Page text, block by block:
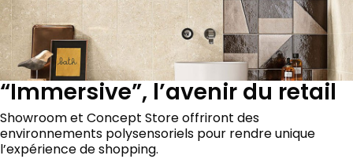
“Immersive”, l’avenir du retail
Showroom et Concept Store offriront des
environnements polysensoriels pour rendre unique
l’expérience de shopping.